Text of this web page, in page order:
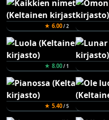
★ 6.00/ 2
★ 8.00/ 1
★ 5.40/ 5